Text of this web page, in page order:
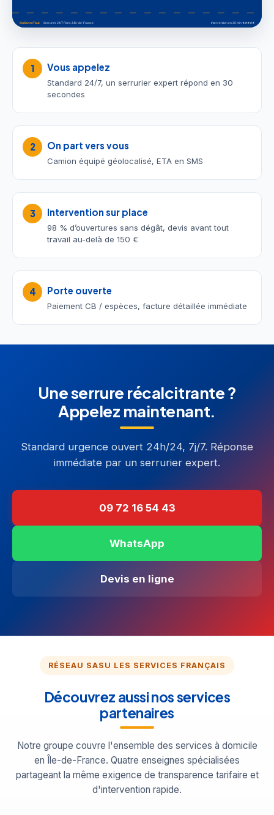
1 Vous appelez
Standard 24/7, un serrurier expert répond en 30
secondes
2 On part vers vous
Camion équipé géolocalisé, ETA en SMS
3 Intervention sur place
98 % d’ouvertures sans dégât, devis avant tout
travail au-delà de 150 €
4 Porte ouverte
Paiement CB / espèces, facture détaillée immédiate
Une serrure récalcitrante ?
Appelez maintenant.
Standard urgence ouvert 24h/24, 7j/7. Réponse
immédiate par un serrurier expert.
09 72 16 54 43
WhatsApp
Devis en ligne
RÉSEAU SASU LES SERVICES FRANÇAIS
Découvrez aussi nos services
partenaires
Notre groupe couvre l'ensemble des services à domicile
en Île-de-France. Quatre enseignes spécialisées
partageant la même exigence de transparence tarifaire et
d'intervention rapide.